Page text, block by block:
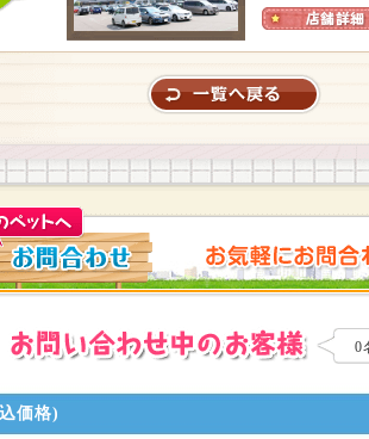
0
価格)